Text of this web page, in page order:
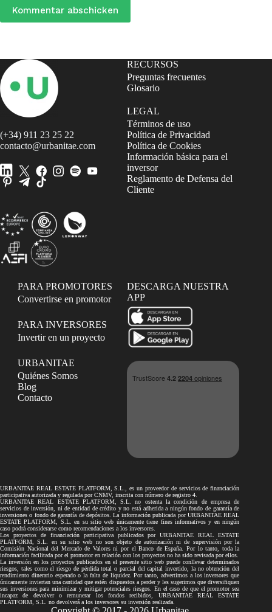
Kommentar abschicken
(+34) 911 23 25 22
contacto@urbanitae.com
RECURSOS
Preguntas frecuentes
Glosario
LEGAL
Términos de uso
Política de Privacidad
Política de Cookies
Información básica para el
inversor
Reglamento de Defensa del
Cliente
PARA PROMOTORES
Convertirse en promotor
PARA INVERSORES
Invertir en un proyecto
URBANITAE
Quiénes Somos
Blog
Contacto
DESCARGA NUESTRA
APP
URBANITAE REAL ESTATE PLATFORM, S.L., es un proveedor de servicios de financiación
participativa autorizada y regulada por CNMV, inscrita con número de registro 4.
URBANITAE REAL ESTATE PLATFORM, S.L. no ostenta la condición de empresa de
servicios de inversión, ni de entidad de crédito y no está adherida a ningún fondo de garantía de
inversiones o fondo de garantía de depósitos. La información publicada por URBANITAE REAL
ESTATE PLATFORM, S.L. en su sitio web únicamente tiene fines informativos y en ningún
caso podrá considerarse como recomendaciones a los inversores.
Los proyectos de financiación participativa publicados por URBANITAE REAL ESTATE
PLATFORM, S.L. en su sitio web no son objeto de autorización ni de supervisión por la
Comisión Nacional del Mercado de Valores ni por el Banco de España. Por lo tanto, toda la
información facilitada por el promotor en relación con los proyectos no ha sido revisada por ellos.
La inversión en los proyectos publicados en el presente sitio web puede conllevar determinados
riesgos, tales como el riesgo de pérdida total o parcial del capital invertido, la no obtención del
rendimiento dinerario esperado o la falta de liquidez. Por tanto, advertimos a los inversores que
únicamente inviertan una cantidad que estén dispuestos a perder y les sugerimos que diversifiquen
sus inversiones para minimizar y mitigar potenciales riesgos. En el caso de que el promotor sea
incapaz de devolver o remunerar los fondos recibidos, URBANITAE REAL ESTATE
PLATFORM, S.L. no devolverá a los inversores su inversión realizada.